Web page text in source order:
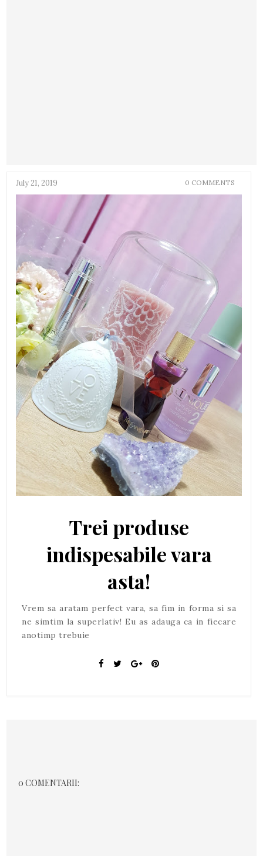
July 21, 2019 0 COMMENTS
Trei produse
indispesabile vara
asta!
Vrem sa aratam perfect vara, sa fim in forma si sa
ne simtim la superlativ! Eu as adauga ca in fiecare
anotimp trebuie
0 COMENTARII: